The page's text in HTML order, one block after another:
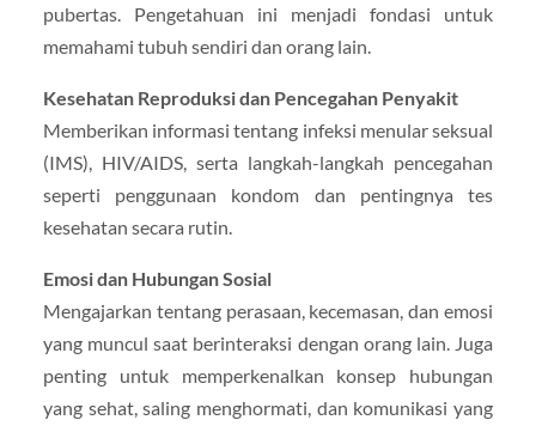
pubertas. Pengetahuan ini menjadi fondasi untuk
memahami tubuh sendiri dan orang lain.
Kesehatan Reproduksi dan Pencegahan Penyakit
Memberikan informasi tentang infeksi menular seksual
(IMS), HIV/AIDS, serta langkah-langkah pencegahan
seperti penggunaan kondom dan pentingnya tes
kesehatan secara rutin.
Emosi dan Hubungan Sosial
Mengajarkan tentang perasaan, kecemasan, dan emosi
yang muncul saat berinteraksi dengan orang lain. Juga
penting untuk memperkenalkan konsep hubungan
yang sehat, saling menghormati, dan komunikasi yang